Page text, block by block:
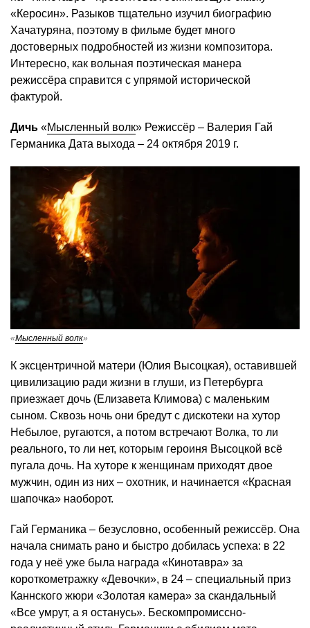
«Керосин». Разыков тщательно изучил биографию
Хачатуряна, поэтому в фильме будет много
достоверных подробностей из жизни композитора.
Интересно, как вольная поэтическая манера
режиссёра справится с упрямой исторической
фактурой.
Дичь «Мысленный волк» Режиссёр – Валерия Гай
Германика Дата выхода – 24 октября 2019 г.
«Мысленный волк»
К эксцентричной матери (Юлия Высоцкая), оставившей
цивилизацию ради жизни в глуши, из Петербурга
приезжает дочь (Елизавета Климова) с маленьким
сыном. Сквозь ночь они бредут с дискотеки на хутор
Небылое, ругаются, а потом встречают Волка, то ли
реального, то ли нет, которым героиня Высоцкой всё
пугала дочь. На хуторе к женщинам приходят двое
мужчин, один из них – охотник, и начинается «Красная
шапочка» наоборот.
Гай Германика – безусловно, особенный режиссёр. Она
начала снимать рано и быстро добилась успеха: в 22
года у неё уже была награда «Кинотавра» за
короткометражку «Девочки», в 24 – специальный приз
Каннского жюри «Золотая камера» за скандальный
«Все умрут, а я останусь». Бескомпромиссно-